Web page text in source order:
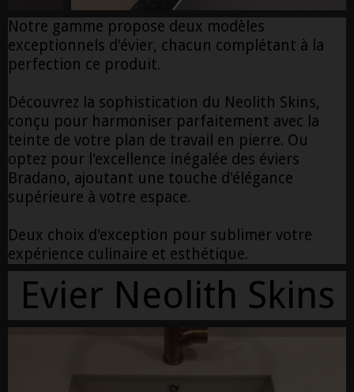
Notre gamme propose deux modèles
exceptionnels d'évier, chacun complétant à la
perfection ce produit.
Découvrez la sophistication du Neolith Skins,
conçu pour harmoniser parfaitement avec la
teinte de votre plan de travail en pierre. Ou
optez pour l'excellence inégalée des éviers
Bradano, ajoutant une touche d'élégance
supérieure à votre espace.
Deux choix d'exception pour sublimer votre
expérience culinaire et esthétique.
Evier Neolith Skins